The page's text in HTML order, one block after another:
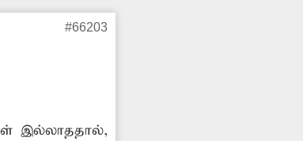
#66203
இல்லாததால்,